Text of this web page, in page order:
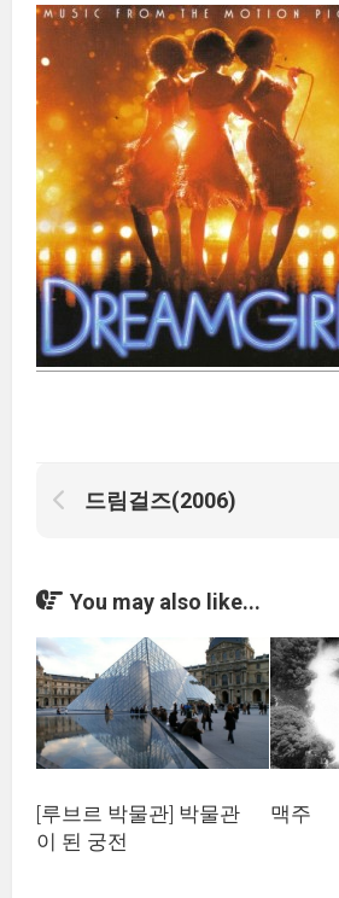
드림걸즈(2006)
You may also like...
[루브르 박물관] 박물관
이 된 궁전
맥주